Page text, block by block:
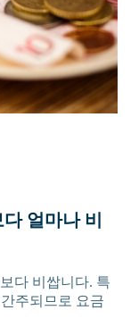
얼마나 비
다 비쌉니다. 특
주되므로 요금